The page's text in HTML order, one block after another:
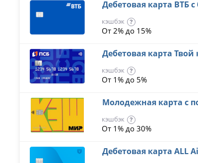
Дебетовая карта ВТБ
кэшбэк
?
От 2% до 15%
Дебетовая карта Твой
кэшбэк
?
От 1% до 5%
Молодежная карта с
кэшбэк
?
От 1% до 30%
Дебетовая карта ALL